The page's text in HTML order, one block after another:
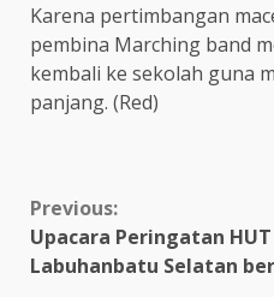
Karena pertimbangan
pembina Marching band
kembali ke sekolah guna
panjang. (Red)
Continue
Reading
Previous:
Upacara Peringatan
Labuhanbatu Selatan